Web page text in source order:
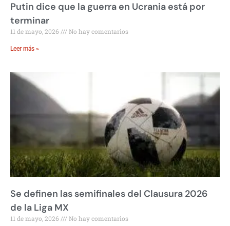
Putin dice que la guerra en Ucrania está por
terminar
11 de mayo, 2026 No hay comentarios
Leer más »
Se definen las semifinales del Clausura 2026
de la Liga MX
11 de mayo, 2026 No hay comentarios